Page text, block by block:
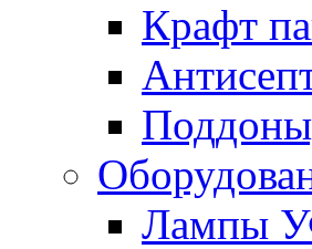
Крафт
Лампы